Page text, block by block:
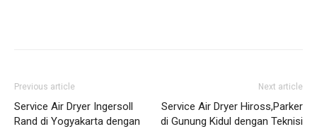
Previous article
Service Air Dryer Ingersoll
Rand di Yogyakarta dengan
Next article
Service Air Dryer Hiross,Parker
di Gunung Kidul dengan Teknisi